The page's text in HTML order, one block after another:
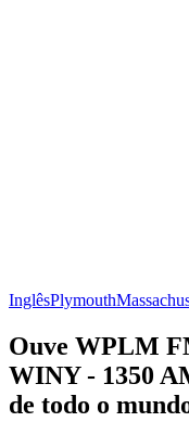
InglêsPlymouth
Ouve WPLM
WINY - 1350
de todo o